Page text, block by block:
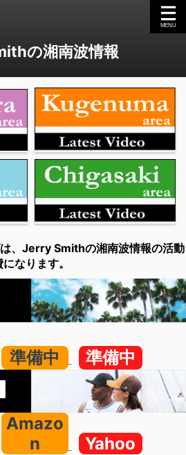
の湘南波情報
、Jerry Smithの湘南波情報の活動
になります。
準備中 準備中
Amazo
n
Yahoo